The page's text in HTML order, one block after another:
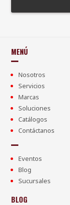
MENÚ
Nosotros
Servicios
Marcas
Soluciones
Catálogos
Contáctanos
Eventos
Blog
Sucursales
BLOG